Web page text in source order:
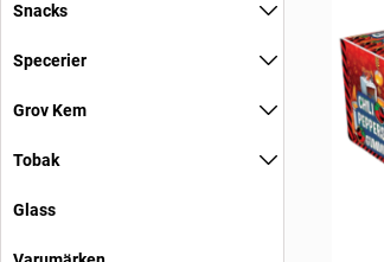
Snacks
Specerier
Grov Kem
Tobak
Glass